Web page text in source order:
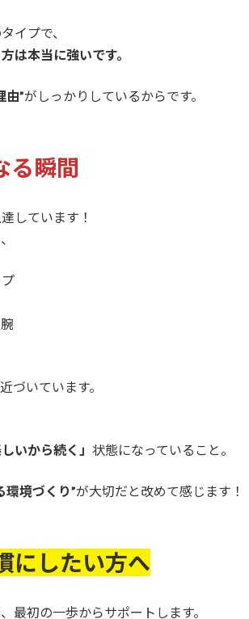
イプで、
は本当に強いです。
由”がしっかりしているからです。
る瞬間
しています！
づいています。
しいから続く」 状態になっていること。
環境づくり”が大切だと改めて感じます！
にしたい方へ
最初の一歩からサポートします。